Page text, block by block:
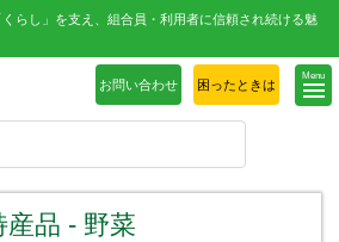
らし」を支え、組合員・利用者に信頼され続ける魅
Menu
お問い合わせ 困ったときは
品 - 野菜